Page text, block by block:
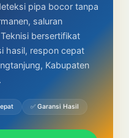
pipa bocor tanpa
saluran
bersertifikat
hasil, respon cepat
Kabupaten
✅ Garansi Hasil